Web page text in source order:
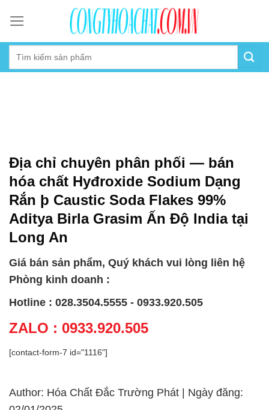
content
Địa chỉ chuyên phân phối — bán
hóa chất Hyđroxide Sodium Dạng
Rắn þ Caustic Soda Flakes 99%
Aditya Birla Grasim Ấn Độ India tại
Long An
Giá bán sản phẩm, Quý khách vui lòng liên hệ
Phòng kinh doanh :
Hotline : 028.3504.5555 - 0933.920.505
ZALO : 0933.920.505
[contact-form-7 id="1116"]
Author: Hóa Chất Đắc Trường Phát | Ngày đăng: